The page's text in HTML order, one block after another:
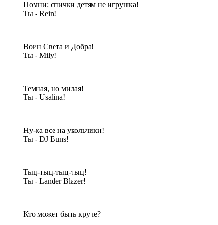
Помни: спички детям не игрушка!
Ты - Rein!
Воин Света и Добра!
Ты - Mily!
Темная, но милая!
Ты - Usalina!
Ну-ка все на укольчики!
Ты - DJ Buns!
Тыц-тыц-тыц-тыц!
Ты - Lander Blazer!
Кто может быть круче?